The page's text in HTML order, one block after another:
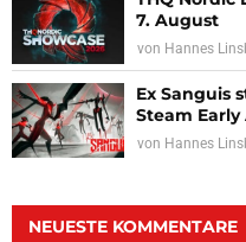
7. August
von Hannes
Ex Sanguis
Steam Early
von Hannes
NEUESTE KOMMENTARE